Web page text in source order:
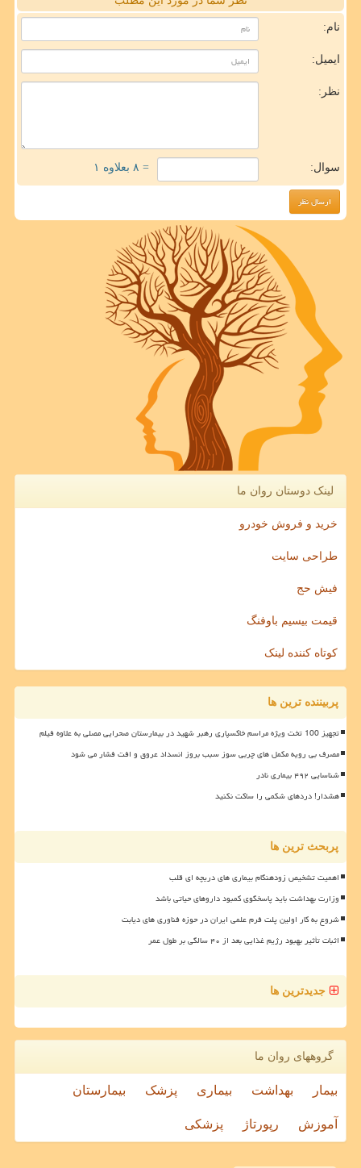
نام:
ایمیل:
نظر:
سوال: = ۸ بعلاوه ۱
لینک دوستان روان ما
خرید و فروش خودرو
طراحی سایت
فیش حج
قیمت بیسیم باوفنگ
کوتاه کننده لینک
پربیننده ترین ها
تجهیز 100 تخت ویژه مراسم خاکسپاری رهبر شهید در بیمارستان صحرایی مصلی به علاوه فیلم
مصرف بی رویه مکمل های چربی سوز سبب بروز انسداد عروق و افت فشار می شود
شناسایی ۴۹۲ بیماری نادر
هشدار! دردهای شکمی را ساکت نکنید
پربحث ترین ها
اهمیت تشخیص زودهنگام بیماری های دریچه ای قلب
وزارت بهداشت باید پاسخگوی کمبود داروهای حیاتی باشد
شروع به کار اولین پلت فرم علمی ایران در حوزه فناوری های دیابت
اثبات تأثیر بهبود رژیم غذایی بعد از ۴۰ سالگی بر طول عمر
جدیدترین ها
گروههای روان ما
بیمار بهداشت بیماری پزشک بیمارستان
آموزش رپورتاژ پزشکی